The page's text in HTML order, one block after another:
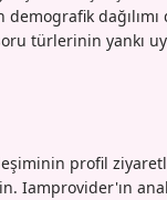
demografik
türlerinin yankı
profil
Iamprovider'ın